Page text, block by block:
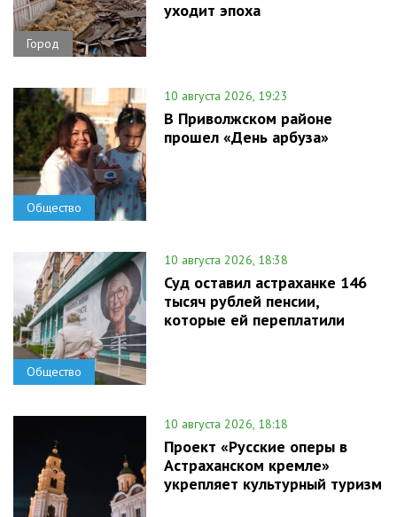
Город
уходит эпоха
Общество
10 августа 2026, 19:23
В Приволжском районе
прошел «День арбуза»
Общество
10 августа 2026, 18:38
Суд оставил астраханке 146
тысяч рублей пенсии,
которые ей переплатили
10 августа 2026, 18:18
Проект «Русские оперы в
Астраханском кремле»
укрепляет культурный туризм